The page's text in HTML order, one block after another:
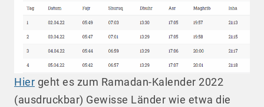
Hier geht es zum Ramadan-Kalender 2022
(ausdruckbar) Gewisse Länder wie etwa die